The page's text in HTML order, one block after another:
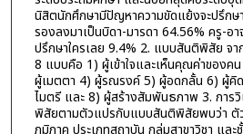
นิสิตนักศึกษามีปัญหาความขัดแย้งจะปรึก
รองลงมาเป็นบิดา-มารดา 64.56% ครู-อ
ปรึกษาใครเลย 9.4% 2. แบบสันติพิสัย จา
8 แบบคือ 1) ผู้เข้าใจและเห็นคุณค่าของค
ผู้เมตตา 4) ผู้รณรงค์ 5) ผู้อดกลั้น 6) ผู้คิด
ไมตรี และ 8) ผู้สร้างสัมพันธภาพ 3. การ
พิสัยตามตัวแปรกับแบบสันติพิสัยพบว่า ตั
ภูมิภาค ประเภทสถาบัน กลุ่มสาขาวิชา แล